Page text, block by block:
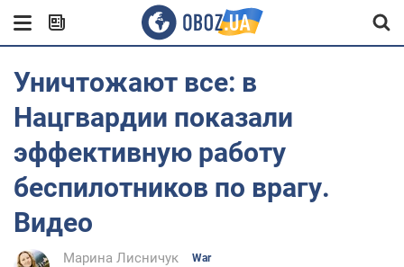
Уничтожают все: в
Нацгвардии показали
эффективную работу
беспилотников по врагу.
Видео
Марина Лисничук War